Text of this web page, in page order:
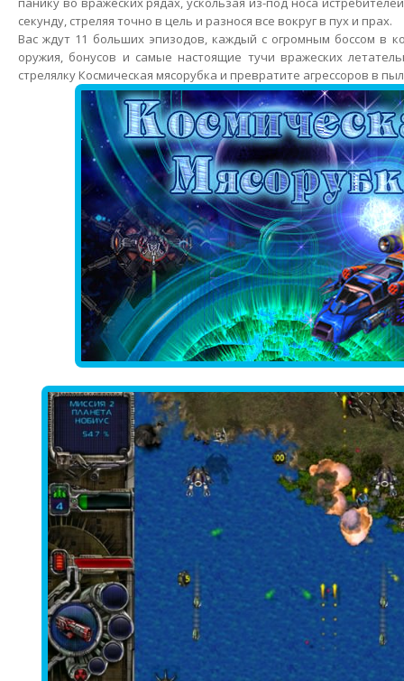
секунду, стреляя точно в цель и разнося все вокруг в пух и прах.
Вас ждут 11 больших эпизодов, каждый с огромным боссом в
оружия, бонусов и самые настоящие тучи вражеских
стрелялку Космическая мясорубка и превратите агрессоров в